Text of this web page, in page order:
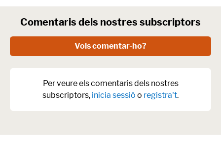
Comentaris dels nostres subscriptors
Vols comentar-ho?
Per veure els comentaris dels nostres
subscriptors, inicia sessió o registra't.